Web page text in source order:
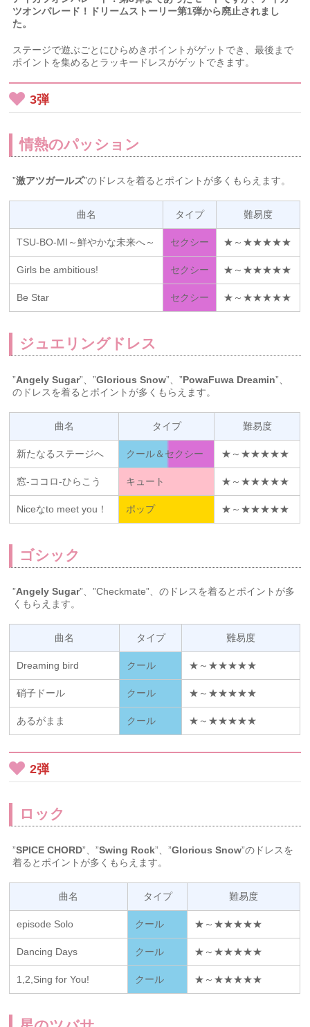
ツオンパレード！ドリームストーリー第1弾から廃止されまし
た。
ステージで遊ぶごとにひらめきポイントがゲットでき、最後まで
ポイントを集めるとラッキードレスがゲットできます。
3弾
情熱のパッション
”激アツガールズ”のドレスを着るとポイントが多くもらえます。
曲名 タイプ 難易度
TSU-BO-MI～鮮やかな未来へ～ セクシー ★～★★★★★
Girls be ambitious! セクシー ★～★★★★★
Be Star セクシー ★～★★★★★
ジュエリングドレス
”Angely Sugar”、”Glorious Snow”、”PowaFuwa Dreamin”、
のドレスを着るとポイントが多くもらえます。
曲名 タイプ 難易度
新たなるステージへ クール＆セクシー ★～★★★★★
窓-ココロ-ひらこう キュート ★～★★★★★
Niceなto meet you！ ポップ ★～★★★★★
ゴシック
”Angely Sugar”、”Checkmate”、のドレスを着るとポイントが多
くもらえます。
曲名 タイプ 難易度
Dreaming bird クール ★～★★★★★
硝子ドール クール ★～★★★★★
あるがまま クール ★～★★★★★
2弾
ロック
”SPICE CHORD”、”Swing Rock”、”Glorious Snow”のドレスを
着るとポイントが多くもらえます。
曲名 タイプ 難易度
episode Solo クール ★～★★★★★
Dancing Days クール ★～★★★★★
1,2,Sing for You! クール ★～★★★★★